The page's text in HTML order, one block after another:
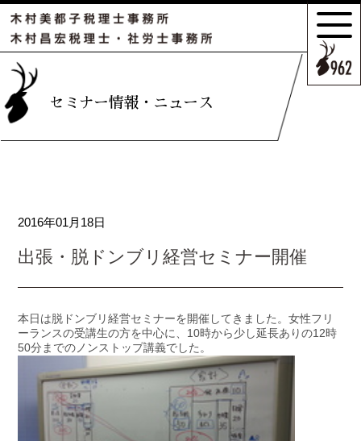
セミナー情報・ニュース
2016年01月18日
出張・脱ドンブリ経営セミナー開催
本日は脱ドンブリ経営セミナーを開催してきました。女性フリ
ーランスの受講生の方を中心に、10時から少し延長ありの12時
50分までのノンストップ講義でした。
相続の
アクセスマップ
お電話・
お問合せフォーム